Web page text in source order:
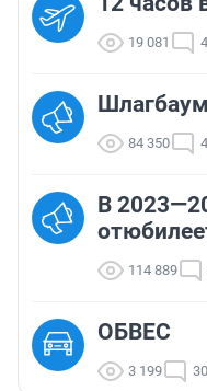
19 081
84 350
В
114 889
ОБВЕС
3 199 30